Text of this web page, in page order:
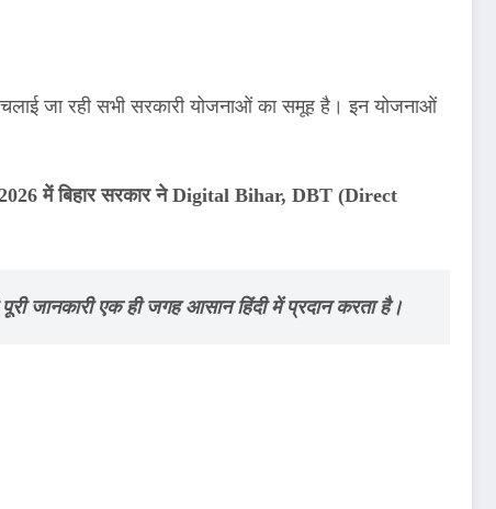
चलाई जा रही सभी सरकारी योजनाओं का समूह है। इन योजनाओं
में बिहार सरकार ने Digital Bihar, DBT (Direct
पूरी जानकारी एक ही जगह आसान हिंदी में प्रदान करता है।